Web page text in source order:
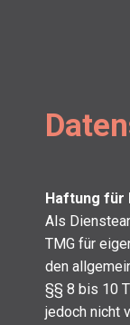
Haf­tung für
Als
TMG für
den
§§ 8 bis 10
jedoch nicht